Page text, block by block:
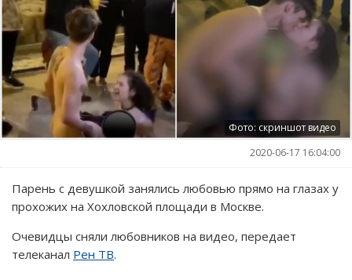
Фото: скриншот видео
2020-06-17 16:04:00
Парень с девушкой занялись любовью прямо на глазах у
прохожих на Хохловской площади в Москве.
Очевидцы сняли любовников на видео, передает
телеканал Рен ТВ.